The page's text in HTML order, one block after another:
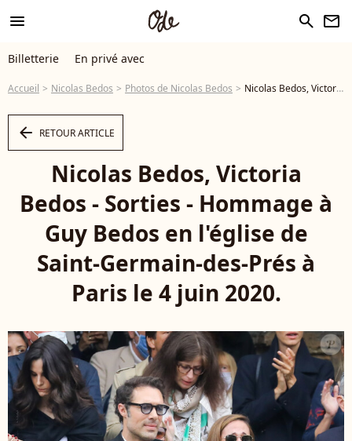
menu search newsletter
Billetterie En privé avec
Accueil Nicolas Bedos Photos de Nicolas Bedos Nicolas Bedos, Victoria Bedos - Sorties - Hommage à Guy Bedos en l'église de Saint-Germain-des-Prés à Paris le 4 juin 2020. - Photo
arrow_left RETOUR ARTICLE
Nicolas Bedos, Victoria
Bedos - Sorties - Hommage à
Guy Bedos en l'église de
Saint-Germain-des-Prés à
Paris le 4 juin 2020.